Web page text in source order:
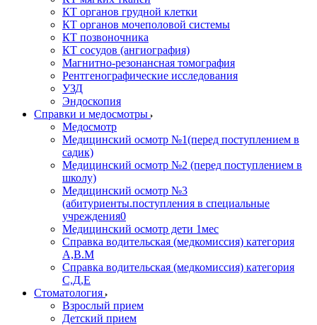
КТ органов грудной клетки
КТ органов мочеполовой системы
КТ позвоночника
КТ сосудов (ангиография)
Магнитно-резонансная томография
Рентгенографические исследования
УЗД
Эндоскопия
Справки и медосмотры
Медосмотр
Медицинский осмотр №1(перед поступлением в
садик)
Медицинский осмотр №2 (перед поступлением в
школу)
Медицинский осмотр №3
(абитуриенты.поступления в специальные
учреждения0
Медицинский осмотр дети 1мес
Справка водительская (медкомиссия) категория
А,В.М
Справка водительская (медкомиссия) категория
С,Д,Е
Стоматология
Взрослый прием
Детский прием